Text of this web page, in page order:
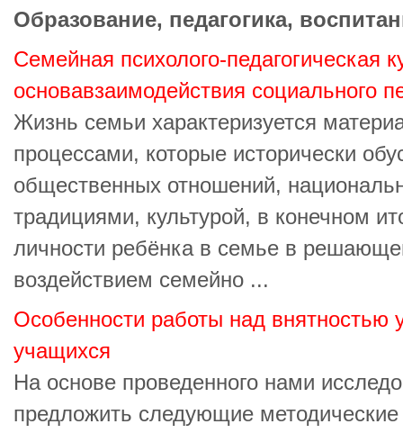
Образование, педагогика,
Семейная психолого-педагогическая
основавзаимодействия социального
Жизнь семьи характеризуется
процессами, которые исторически
общественных отношений,
традициями, культурой, в конечном
личности ребёнка в семье в
воздействием семейно ...
Особенности работы над
учащихся
На основе проведенного нами
предложить следующие